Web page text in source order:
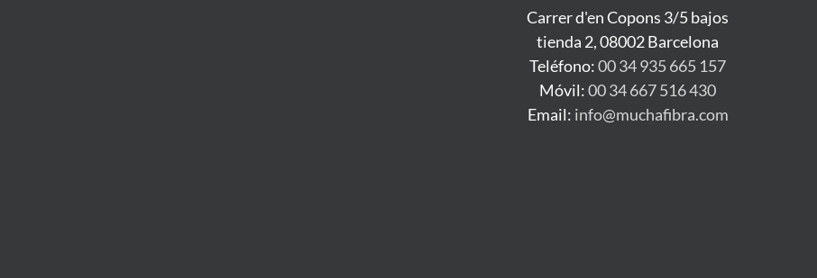
Carrer d'en Copons 3/5 bajos
tienda 2, 08002 Barcelona
Teléfono:00 34 935 665 157
Móvil:00 34 667 516 430
Email: info@muchafibra.com